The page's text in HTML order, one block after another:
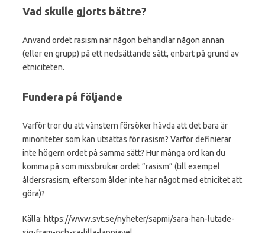
Vad skulle gjorts bättre?
Använd ordet rasism när någon behandlar någon annan
(eller en grupp) på ett nedsättande sätt, enbart på grund av
etniciteten.
Fundera på följande
Varför tror du att vänstern försöker hävda att det bara är
minoriteter som kan utsättas för rasism? Varför definierar
inte högern ordet på samma sätt? Hur många ord kan du
komma på som missbrukar ordet ”rasism” (till exempel
åldersrasism, eftersom ålder inte har något med etnicitet att
göra)?
Källa: https://www.svt.se/nyheter/sapmi/sara-han-lutade-